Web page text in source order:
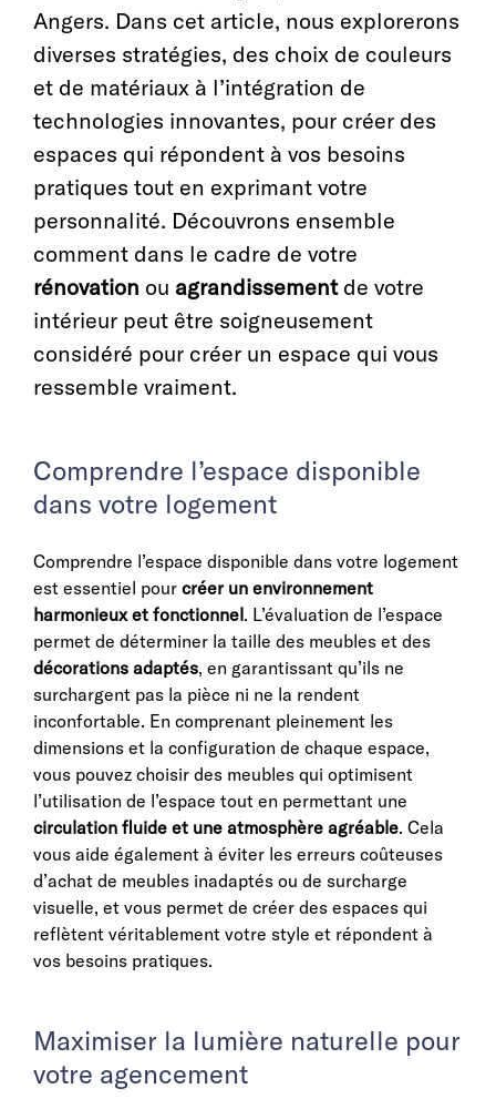
Angers. Dans cet article, nous explorerons
diverses stratégies, des choix de couleurs
et de matériaux à l’intégration de
technologies innovantes, pour créer des
espaces qui répondent à vos besoins
pratiques tout en exprimant votre
personnalité. Découvrons ensemble
comment dans le cadre de votre
rénovation ou agrandissementde votre
intérieur peut être soigneusement
considéré pour créer un espace qui vous
ressemble vraiment.
Comprendre l’espace disponible
dans votre logement
Comprendre l’espace disponible dans votre logement
est essentiel pour créer un environnement
harmonieux et fonctionnel. L’évaluation de l’espace
permet de déterminer la taille des meubles et des
décorations adaptés, en garantissant qu’ils ne
surchargent pas la pièce ni ne la rendent
inconfortable. En comprenant pleinement les
dimensions et la configuration de chaque espace,
vous pouvez choisir des meubles qui optimisent
l’utilisation de l’espace tout en permettant une
circulation fluide et une atmosphère agréable. Cela
vous aide également à éviter les erreurs coûteuses
d’achat de meubles inadaptés ou de surcharge
visuelle, et vous permet de créer des espaces qui
reflètent véritablement votre style et répondent à
vos besoins pratiques.
Maximiser la lumière naturelle pour
votre agencement